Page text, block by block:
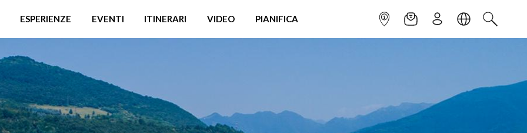
ESPERIENZE EVENTI ITINERARI VIDEO PIANIFICA INFOPOINTNEWSLETTER
ISCRIVITILINGUACERCA